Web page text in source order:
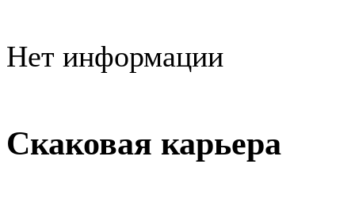
Нет информации
Скаковая карьера